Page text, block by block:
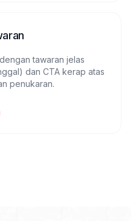
tawaran jelas
dan CTA kerap atas
penukaran.